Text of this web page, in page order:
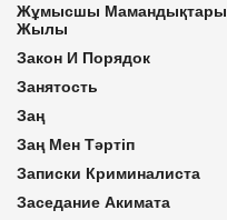
Жұмысшы Мамандықтары
Жылы
Закон И Порядок
Занятость
Заң
Заң Мен Тәртіп
Записки Криминалиста
Заседание Акимата